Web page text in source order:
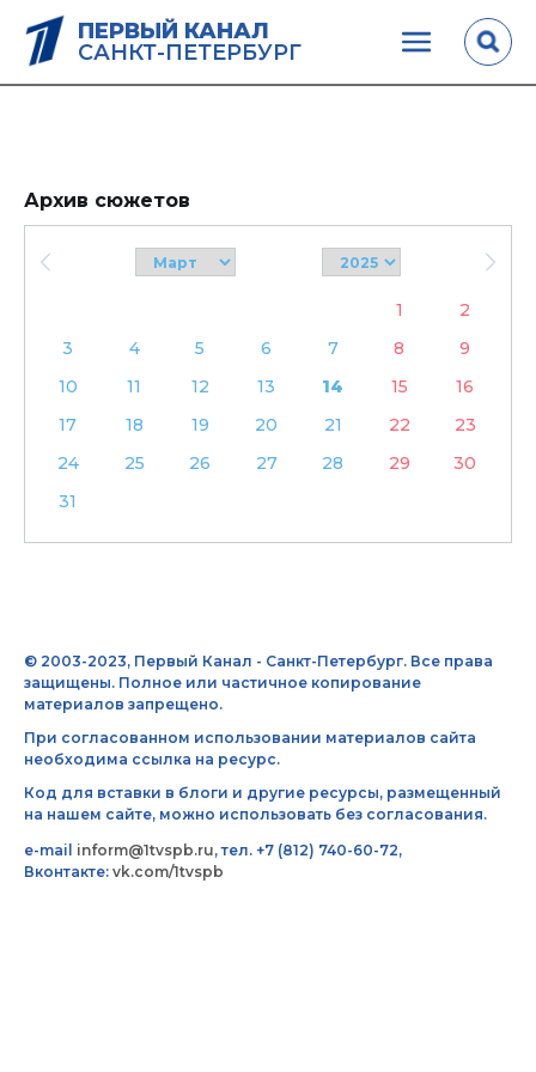
ПЕРВЫЙ КАНАЛ
САНКТ-ПЕТЕРБУРГ
Архив сюжетов
1
2
3
4 5 6 7 8
9
10
11 12 13 14 15
16
17
18 19 20 21 22
23
24
25 26 27 28 29
30
31
© 2003-2023, Первый Канал - Санкт-Петербург. Все права
защищены. Полное или частичное копирование
материалов запрещено.
При согласованном использовании материалов сайта
необходима ссылка на ресурс.
Код для вставки в блоги и другие ресурсы, размещенный
на нашем сайте, можно использовать без согласования.
e-mail inform@1tvspb.ru, тел. +7 (812) 740-60-72,
Вконтакте: vk.com/1tvspb